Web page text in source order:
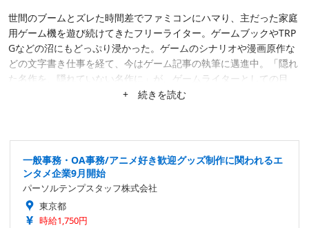
世間のブームとズレた時間差でファミコンにハマり、主だった家庭
用ゲーム機を遊び続けてきたフリーライター。ゲームブックやTRP
Gなどの沼にもどっぷり浸かった。ゲームのシナリオや漫画原作な
どの文字書き仕事を経て、今はゲーム記事の執筆に邁進中。「隠れ
た名作を、隠れていない名作に」が、ゲームライターとしての目
標。隙あらば、あまり知られていない作品にスポットを当てたが
+ 続きを読む
一般事務・OA事務/アニメ好き歓迎グッズ制作に関われるエ
ンタメ企業9月開始
パーソルテンプスタッフ株式会社
東京都
時給1,750円